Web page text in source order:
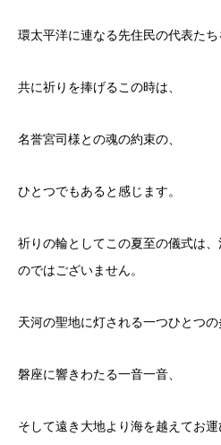
環太平洋に連なる先住民の代表たち
共に祈りを捧げるこの時は、
名誉宮司様との魂の約束の、
ひとつでもあると感じます。
祈りの輪としてこの夏至の儀式は
のではございません。
天河の聖地に灯される一つひとつの
磐座に響きわたる一音一音、
そして遠き大地より海を越えてお